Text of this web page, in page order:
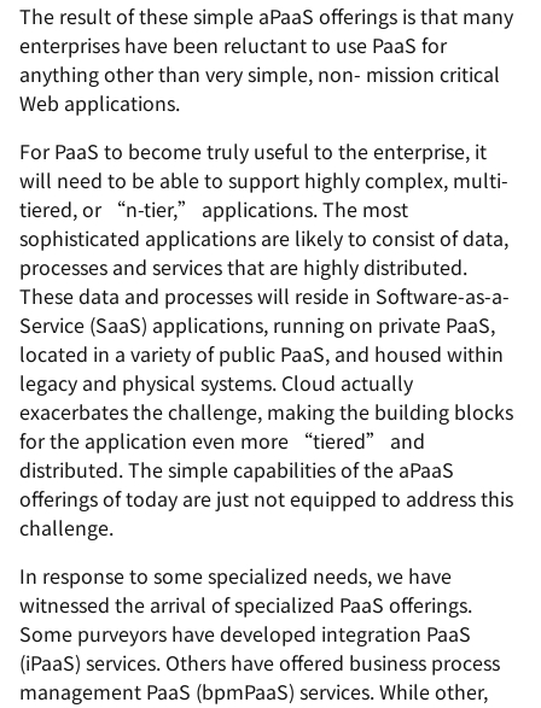
The result of these simple aPaaS offerings is that many
enterprises have been reluctant to use PaaS for
anything other than very simple, non- mission critical
Web applications.
For PaaS to become truly useful to the enterprise, it
will need to be able to support highly complex, multi-
tiered, or “n-tier,” applications. The most
sophisticated applications are likely to consist of data,
processes and services that are highly distributed.
These data and processes will reside in Software-as-a-
Service (SaaS) applications, running on private PaaS,
located in a variety of public PaaS, and housed within
legacy and physical systems. Cloud actually
exacerbates the challenge, making the building blocks
for the application even more “tiered” and
distributed. The simple capabilities of the aPaaS
offerings of today are just not equipped to address this
challenge.
In response to some specialized needs, we have
witnessed the arrival of specialized PaaS offerings.
Some purveyors have developed integration PaaS
(iPaaS) services. Others have offered business process
management PaaS (bpmPaaS) services. While other,